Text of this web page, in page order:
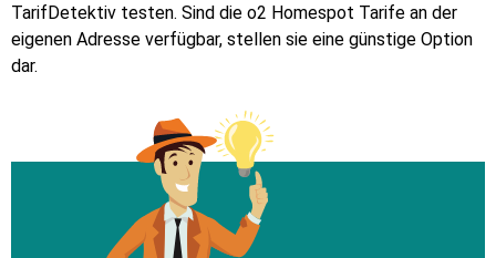
TarifDetektiv testen. Sind die o2 Homespot Tarife an der
eigenen Adresse verfügbar, stellen sie eine günstige Option
dar.